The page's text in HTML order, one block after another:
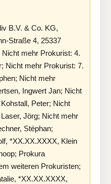
B.V. & Co. KG,
Straße 4, 25337
mehr Prokurist: 4.
Nicht mehr Prokurist: 7.
Nicht mehr
Ingwert Jan; Nicht
Peter; Nicht
Jörg; Nicht mehr
Stéphan;
*XX.XX.XXXX, Klein
Prokura
weiteren Prokuristen;
*XX.XX.XXXX,